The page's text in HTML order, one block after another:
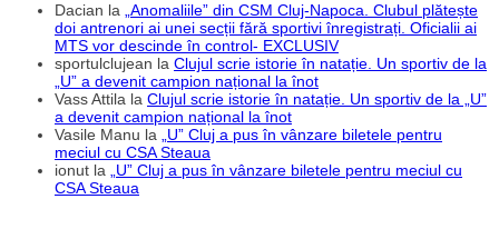
Dacian la „Anomaliile” din CSM Cluj-Napoca. Clubul plătește
doi antrenori ai unei secții fără sportivi înregistrați. Oficialii ai
MTS vor descinde în control- EXCLUSIV
sportulclujean la Clujul scrie istorie în natație. Un sportiv de la
„U” a devenit campion național la înot
Vass Attila la Clujul scrie istorie în natație. Un sportiv de la „U”
a devenit campion național la înot
Vasile Manu la „U” Cluj a pus în vânzare biletele pentru
meciul cu CSA Steaua
ionut la „U” Cluj a pus în vânzare biletele pentru meciul cu
CSA Steaua